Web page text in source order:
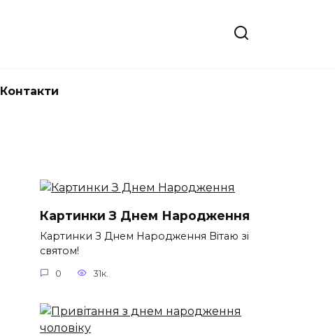
Контакти
Картинки З Днем Народження
Картинки З Днем Народження Вітаю зі
святом!
0 31к.